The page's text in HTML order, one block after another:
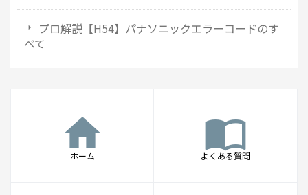
プロ解説【H54】パナソニックエラーコードのす
べて
home
ホーム
import_contacts
よくある質問